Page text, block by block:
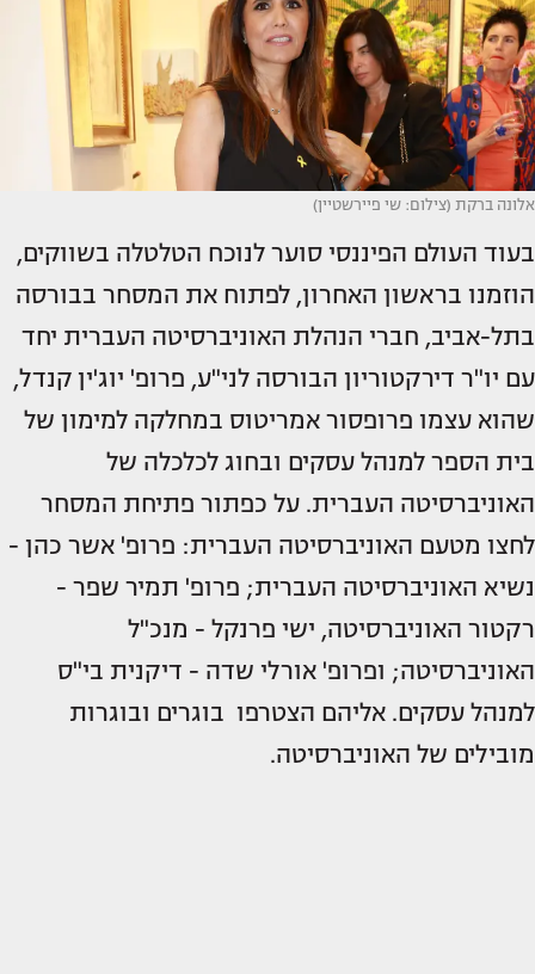
אלונה ברקת (צילום: שי פיירשטיין)
בעוד העולם הפיננסי סוער לנוכח הטלטלה בשווקים,
הוזמנו בראשון האחרון, לפתוח את המסחר בבורסה
בתל-אביב, חברי הנהלת האוניברסיטה העברית יחד
עם יו"ר דירקטוריון הבורסה לני"ע, פרופ' יוג'ין קנדל,
שהוא עצמו פרופסור אמריטוס במחלקה למימון של
בית הספר למנהל עסקים ובחוג לכלכלה של
האוניברסיטה העברית. על כפתור פתיחת המסחר
לחצו מטעם האוניברסיטה העברית: פרופ' אשר כהן -
נשיא האוניברסיטה העברית; פרופ' תמיר שפר -
רקטור האוניברסיטה, ישי פרנקל - מנכ"ל
האוניברסיטה; ופרופ' אורלי שדה - דיקנית בי"ס
למנהל עסקים. אליהם הצטרפו בוגרים ובוגרות
מובילים של האוניברסיטה.